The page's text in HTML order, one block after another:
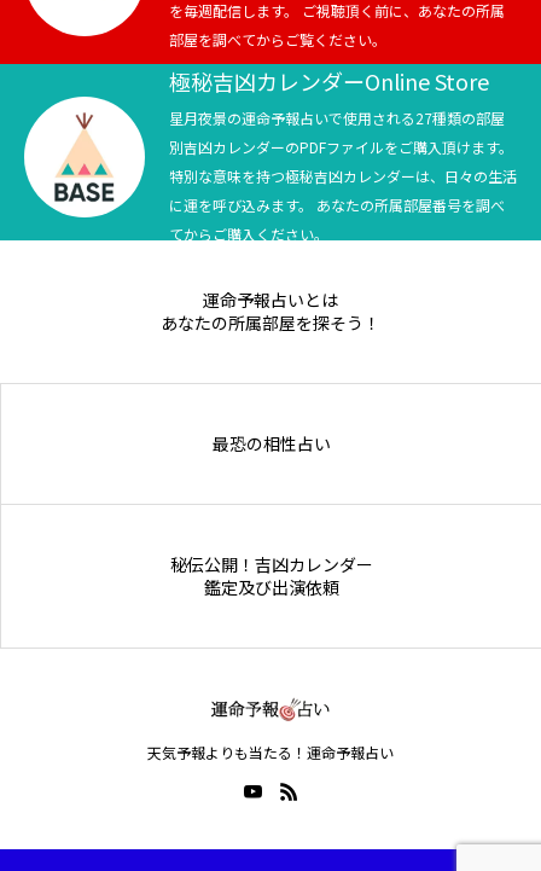
競馬
テニス四大大会・五輪
テニス四大大会・五輪
を毎週配信します。 ご視聴頂く前に、あなたの所属
部屋を調べてからご覧ください。
極秘吉凶カレンダーOnline Store
星月夜景の運命予報占いで使用される27種類の部屋
別吉凶カレンダーのPDFファイルをご購入頂けます。
特別な意味を持つ極秘吉凶カレンダーは、日々の生活
に運を呼び込みます。 あなたの所属部屋番号を調べ
てからご購入ください。
運命予報占いとは
あなたの所属部屋を探そう！
最恐の相性占い
秘伝公開！吉凶カレンダー
鑑定及び出演依頼
天気予報よりも当たる！運命予報占い